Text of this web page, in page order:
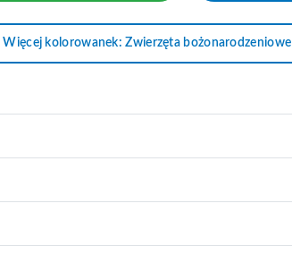
Więcej kolorowanek: Zwierzęta bożonarodzeniowe